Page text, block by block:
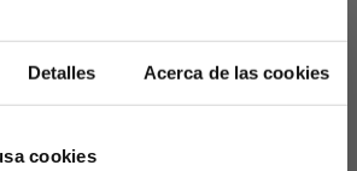
Detalles Acerca de las cookies
cookies
del Leganés
clave como Munir y
el mercado invernal, han
local en el apartado ofensivo,
Dani Raba y Juan Cruz. Esto